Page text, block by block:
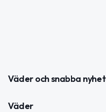
Väder och snabba
Väder